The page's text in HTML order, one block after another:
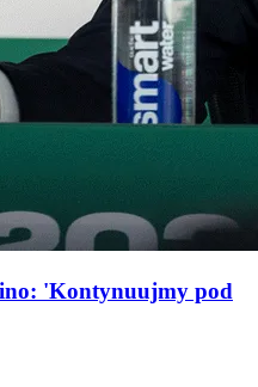
'Kontynuujmy pod